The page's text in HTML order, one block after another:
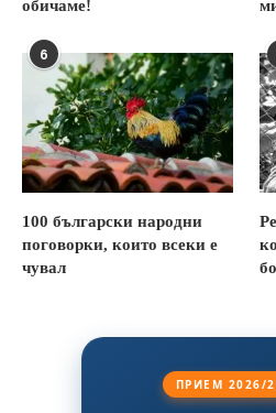
обичаме!
6
100 български народни
поговорки, които всеки е
чувал
ПРИЕМ 2026/